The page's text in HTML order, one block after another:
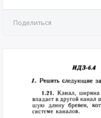
Поделиться